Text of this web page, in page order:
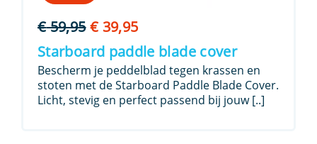
€59,95 Oorspronkelijke
prijs
was:
€ 59,95.
€39,95Huidige
prijs
is:
€ 39,95.
Starboard paddle blade cover
Bescherm je peddelblad tegen krassen en
stoten met de Starboard Paddle Blade Cover.
Licht, stevig en perfect passend bij jouw [..]